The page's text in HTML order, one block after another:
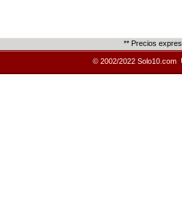
** Precios
© 2002/2022 Solo10.com